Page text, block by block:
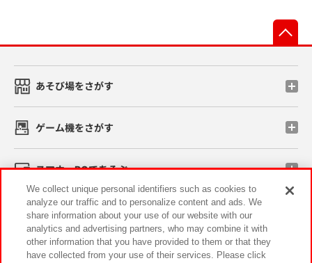
あそび場をさがす
ゲーム機をさがす
スマホ・PCであそぶ
イベント・キャンペーン
We collect unique personal identifiers such as cookies to
analyze our traffic and to personalize content and ads. We
share information about your use of our website with our
analytics and advertising partners, who may combine it with
other information that you have provided to them or that they
have collected from your use of their services. Please click